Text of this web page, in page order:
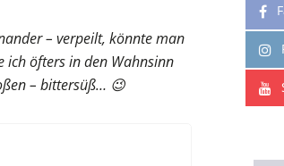
– verpeilt, könnte man
ich öfters in den Wahnsinn
– bittersüß… 😉